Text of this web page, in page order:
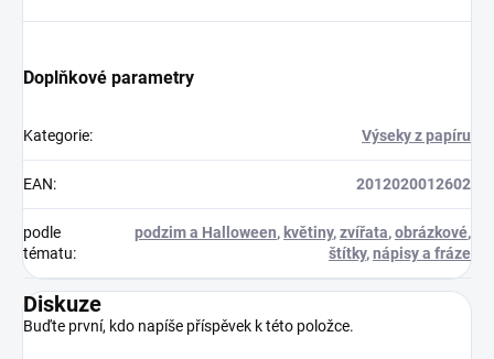
Doplňkové parametry
Kategorie: Výseky z papíru
EAN: 2012020012602
podle
tématu:
podzim a Halloween, květiny,zvířata,obrázkové,
štítky,nápisy a fráze
Diskuze
Buďte první, kdo napíše příspěvek k této položce.